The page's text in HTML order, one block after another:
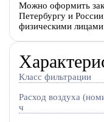
Можно оформить
Петербургу и
физическими
Класс фильтрации
Расход воздуха
ч